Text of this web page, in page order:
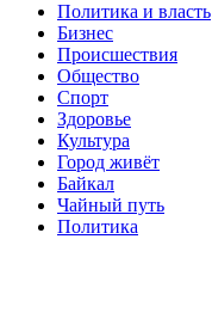
Политика и власть
Бизнес
Происшествия
Общество
Cпорт
Здоровье
Культура
Город живёт
Байкал
Чайный путь
Политика